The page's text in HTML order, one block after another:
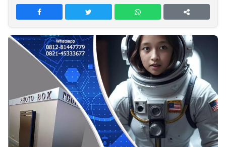
PT
TREETAN
INDONESIA
Insight
NTB
Suara
Time
Lens
IDN
Daily
Jogja
Jalan
Rakyat
Idealita
News
Kita
Notice
Dinamikapost.com
Radar
Baru
Seedbacklink
Follow
Kabarbaru